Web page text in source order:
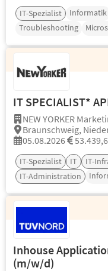
IT-Spezialist Informatik
Troubleshooting
IT SPECIALIST*
NEW YORKER
Braunschweig,
05.08.2026
IT-Spezialist IT IT-
IT-Administration
Inhouse
(m/w/d)